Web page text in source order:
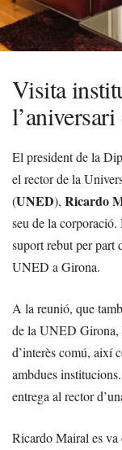
Visita
El president de la
el rector de la
(UNED), Ricardo
seu de la corporació.
suport rebut per part
UNED a Girona.
A la reunió, que
de la UNED Girona,
d’interès comú, així
ambdues
entrega al rector
Ricardo Mairal es va